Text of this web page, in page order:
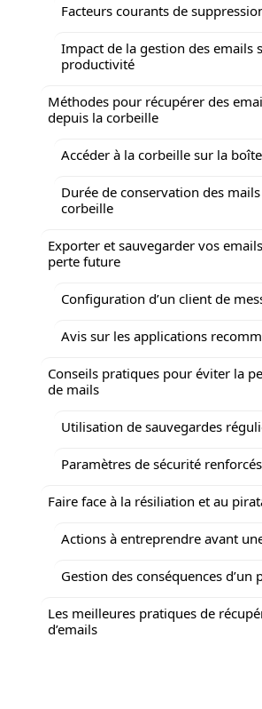
Facteurs courants de
Impact de la gestion des emails
productivité
Méthodes pour récupérer des
depuis la corbeille
Accéder à la corbeille sur la
Durée de conservation des
corbeille
Exporter et sauvegarder vos
perte future
Configuration d’un client de
Avis sur les applications
Conseils pratiques pour éviter la
de mails
Utilisation de sauvegardes
Paramètres de sécurité renforcés
Faire face à la résiliation et au
Actions à entreprendre avant
Gestion des conséquences d’un
Les meilleures pratiques de
d’emails